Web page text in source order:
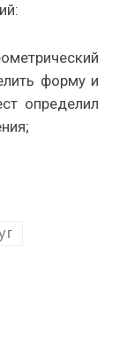
форму и
определил